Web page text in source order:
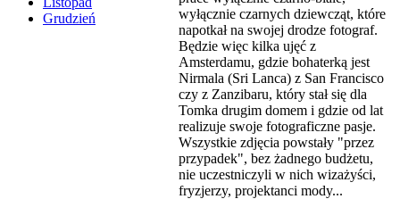
Grudzień
wyłącznie czarnych dziewcząt, które
napotkał na swojej drodze fotograf.
Będzie więc kilka ujęć z
Amsterdamu, gdzie bohaterką jest
Nirmala (Sri Lanca) z San Francisco
czy z Zanzibaru, który stał się dla
Tomka drugim domem i gdzie od lat
realizuje swoje fotograficzne pasje.
Wszystkie zdjęcia powstały "przez
przypadek", bez żadnego budżetu,
nie uczestniczyli w nich wizażyści,
fryzjerzy, projektanci mody...